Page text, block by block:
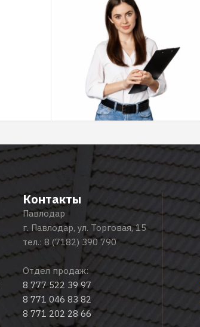
Контакты
Павлодар
г. Павлодар, ул. Торговая, 15
тел.: 8 (7182) 390 790
Отдел продаж:
8 777 522 39 97
8 771 046 83 82
8 771 202 28 66